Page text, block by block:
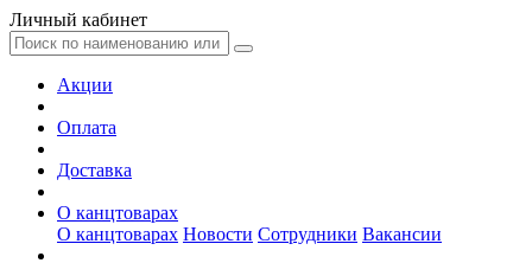
Личный кабинет
Акции
Оплата
Доставка
О канцтоварах
О канцтоварах Новости Сотрудники Вакансии